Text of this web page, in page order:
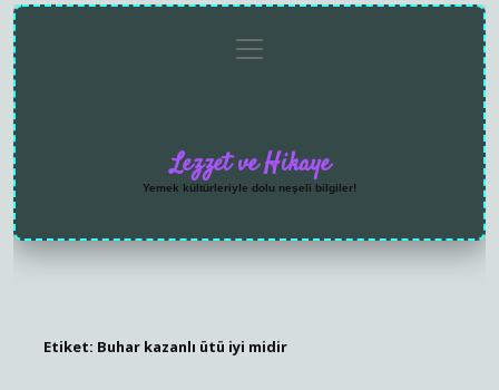
menüyü
aç
Lezzet ve Hikaye
Yemek kültürleriyle dolu neşeli bilgiler!
Etiket: Buhar kazanlı ütü iyi midir